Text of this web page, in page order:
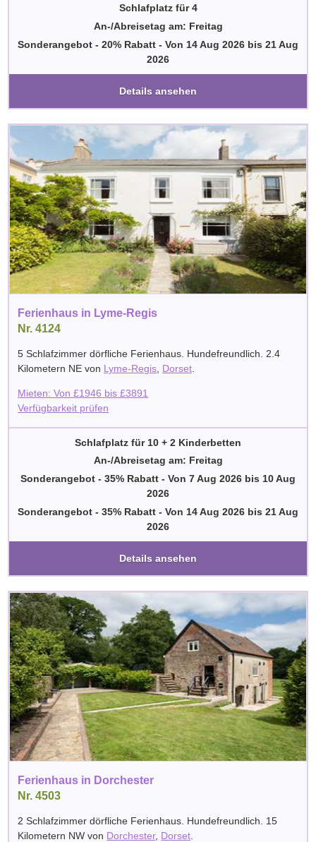
Schlafplatz für 4
An-/Abreisetag am: Freitag
Sonderangebot - 20% Rabatt - Von 14 Aug 2026 bis 21 Aug
2026
Details ansehen
Ferienhaus in Lyme-Regis
Nr. 4124
5 Schlafzimmer dörfliche Ferienhaus. Hundefreundlich. 2.4
Kilometern NE von Lyme-Regis Dorset
Mieten: Von£1946 bis£3891
Verfügbarkeit prüfen
Schlafplatz für 10 + 2 Kinderbetten
An-/Abreisetag am: Freitag
Sonderangebot - 35% Rabatt - Von 7 Aug 2026 bis 10 Aug
2026
Sonderangebot - 35% Rabatt - Von 14 Aug 2026 bis 21 Aug
2026
Details ansehen
Ferienhaus in Dorchester
Nr. 4503
2 Schlafzimmer dörfliche Ferienhaus. Hundefreundlich. 15
Kilometern NW von Dorchester, Dorset